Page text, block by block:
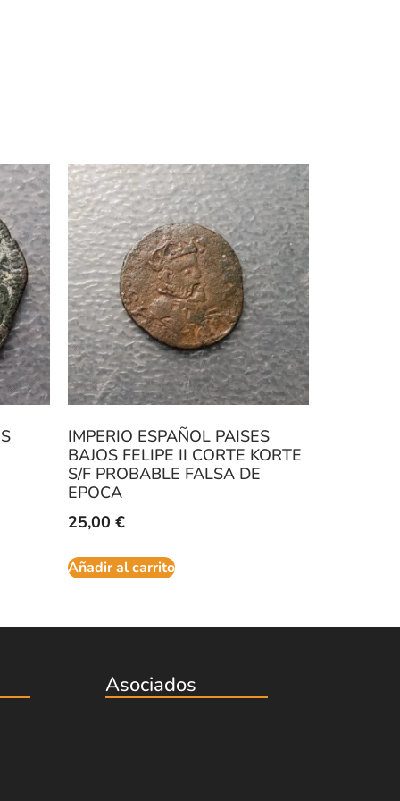
IMPERIO ESPAÑOL PAISES
BAJOS FELIPE II CORTE KORTE
S/F PROBABLE FALSA DE
EPOCA
25,00 €
Añadir al carrito
Asociados